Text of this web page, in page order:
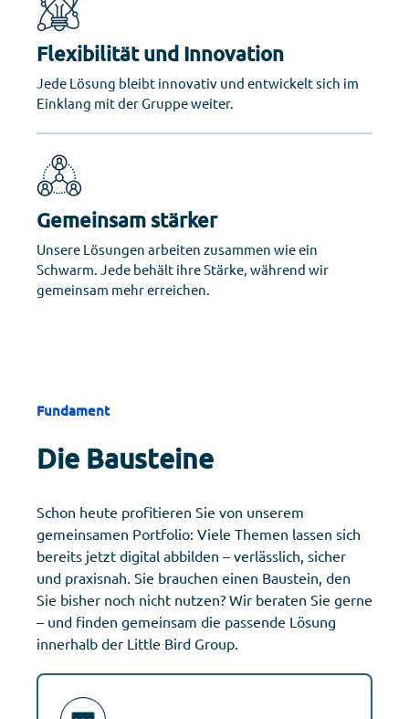
Flexibilität und Innovation
Jede Lösung bleibt innovativ und entwickelt sich im
Einklang mit der Gruppe weiter.
Gemeinsam stärker
Unsere Lösungen arbeiten zusammen wie ein
Schwarm. Jede behält ihre Stärke, während wir
gemeinsam mehr erreichen.
Fundament
Die Bausteine
Schon heute profitieren Sie von unserem
gemeinsamen Portfolio: Viele Themen lassen sich
bereits jetzt digital abbilden – verlässlich, sicher
und praxisnah. Sie brauchen einen Baustein, den
Sie bisher noch nicht nutzen? Wir beraten Sie gerne
– und finden gemeinsam die passende Lösung
innerhalb der Little Bird Group.